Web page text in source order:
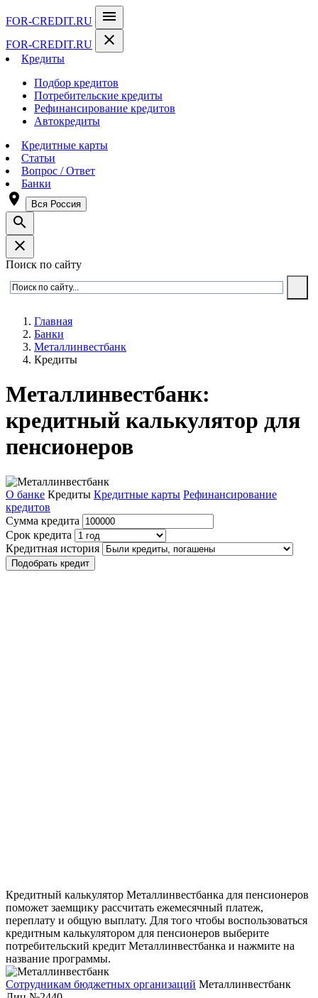
FOR-CREDIT.RU menu
FOR-CREDIT.RU close
Кредиты
Подбор кредитов
Потребительские кредиты
Рефинансирование кредитов
Автокредиты
Кредитные карты
Статьи
Вопрос / Ответ
Банки
room Вся Россия
search
close
Поиск по сайту
Главная
Банки
Металлинвестбанк
Кредиты
Металлинвестбанк:
кредитный калькулятор для
пенсионеров
О банке Кредиты Кредитные карты Рефинансирование
кредитов
Сумма кредита
Срок кредита
Кредитная история
Подобрать кредит
Кредитный калькулятор Металлинвестбанка для пенсионеров
поможет заемщику рассчитать ежемесячный платеж,
переплату и общую выплату. Для того чтобы воспользоваться
кредитным калькулятором для пенсионеров выберите
потребительский кредит Металлинвестбанка и нажмите на
название программы.
Сотрудникам бюджетных организаций Металлинвестбанк